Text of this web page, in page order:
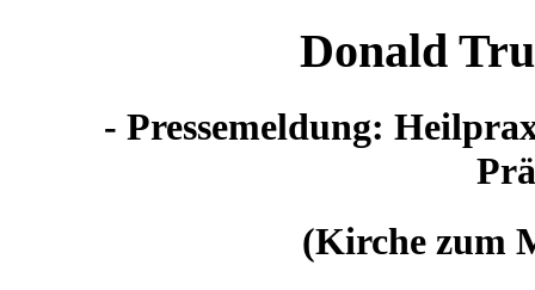
Donald
- Pressemeldung:
(Kirche zum